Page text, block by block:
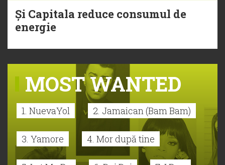
Și Capitala reduce consumul de
energie
MOST WANTED
1. NuevaYol 2. Jamaican (Bam Bam)
3. Yamore 4. Mor după tine